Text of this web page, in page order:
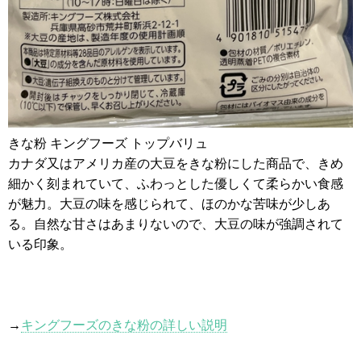
きな粉 キングフーズ トップバリュ
カナダ又はアメリカ産の大豆をきな粉にした商品で、きめ
細かく刻まれていて、ふわっとした優しくて柔らかい食感
が魅力。大豆の味を感じられて、ほのかな苦味が少しあ
る。自然な甘さはあまりないので、大豆の味が強調されて
いる印象。
→ キングフーズのきな粉の詳しい説明